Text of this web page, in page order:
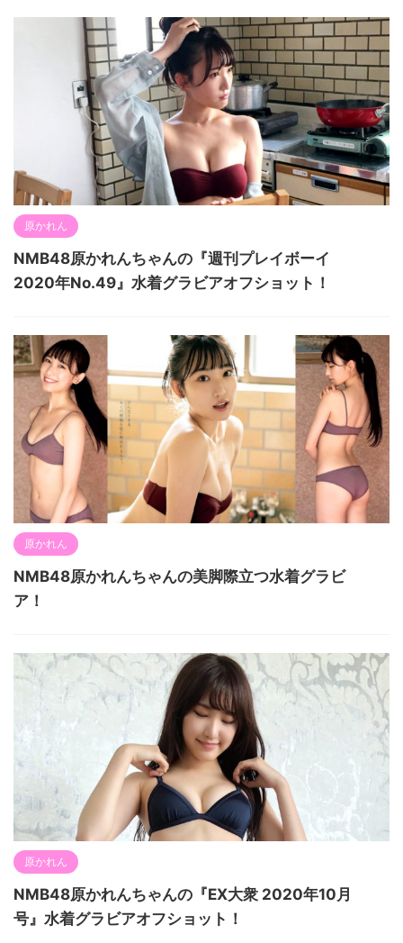
原かれん
NMB48原かれんちゃんの『週刊プレイボーイ
2020年No.49』水着グラビアオフショット！
原かれん
NMB48原かれんちゃんの美脚際立つ水着グラビ
ア！
原かれん
NMB48原かれんちゃんの『EX大衆 2020年10月
号』水着グラビアオフショット！